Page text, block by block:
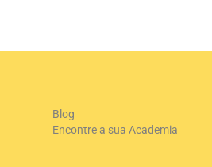
Blog
Encontre a sua Academia